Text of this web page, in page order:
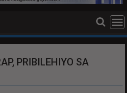
PRIBILEHIYO SA